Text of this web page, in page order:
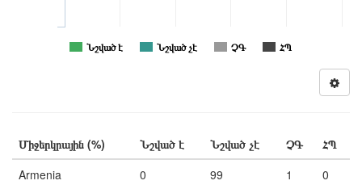
Նշված է Նշված չէ ՉԳ ՀՊ
Միջերկրային (%) Նշված է Նշված չէ ՉԳ
ՀՊ
Armenia
0 99 1
0